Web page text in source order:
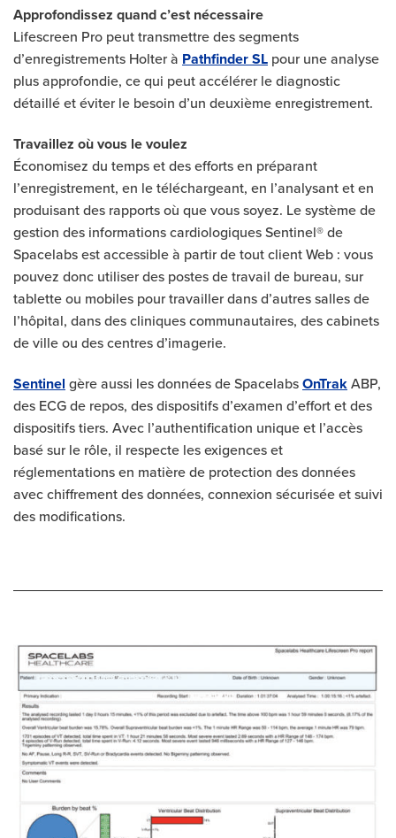
Approfondissez quand c’est nécessaire
Lifescreen Pro peut transmettre des segments
d’enregistrements Holter à Pathfinder SL pour une analyse
plus approfondie, ce qui peut accélérer le diagnostic
détaillé et éviter le besoin d’un deuxième enregistrement.
Travaillez où vous le voulez
Économisez du temps et des efforts en préparant
l’enregistrement, en le téléchargeant, en l’analysant et en
produisant des rapports où que vous soyez. Le système de
gestion des informations cardiologiques Sentinel® de
Spacelabs est accessible à partir de tout client Web : vous
pouvez donc utiliser des postes de travail de bureau, sur
tablette ou mobiles pour travailler dans d’autres salles de
l’hôpital, dans des cliniques communautaires, des cabinets
de ville ou des centres d’imagerie.
Sentinel gère aussi les données de SpacelabsOnTrakABP,
des ECG de repos, des dispositifs d’examen d’effort et des
dispositifs tiers. Avec l’authentification unique et l’accès
basé sur le rôle, il respecte les exigences et
réglementations en matière de protection des données
avec chiffrement des données, connexion sécurisée et suivi
des modifications.